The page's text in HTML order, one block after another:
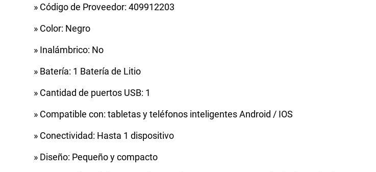
» Código de Proveedor: 409912203
» Color: Negro
» Inalámbrico: No
» Batería: 1 Batería de Litio
» Cantidad de puertos USB: 1
» Compatible con: tabletas y teléfonos inteligentes Android / IOS
» Conectividad: Hasta 1 dispositivo
» Diseño: Pequeño y compacto